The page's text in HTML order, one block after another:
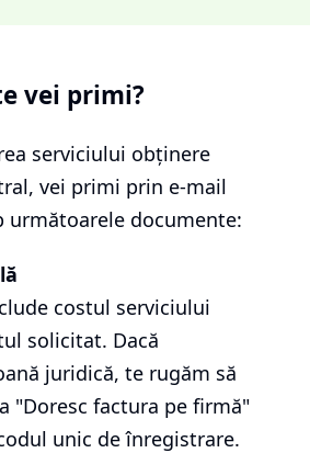
vei primi?
serviciului obținere
, vei primi prin e-mail
următoarele documente:
costul serviciului
solicitat. Dacă
juridică, te rugăm să
"Doresc factura pe firmă"
unic de înregistrare.